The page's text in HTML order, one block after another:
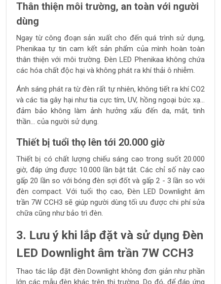
Thân thiện môi trường, an toàn với người
dùng
Ngay từ công đoạn sản xuất cho đến quá trình sử dụng,
Phenikaa tự tin cam kết sản phẩm của mình hoàn toàn
thân thiện với môi trường. Đèn LED Phenikaa không chứa
các hóa chất độc hại và không phát ra khí thải ô nhiễm.
Ánh sáng phát ra từ đèn rất tự nhiên, không tiết ra khí CO2
và các tia gây hại như tia cực tím, UV, hồng ngoại bức xạ…
đảm bảo không làm ảnh hưởng xấu đến da, mắt, tinh
thần… của người sử dụng.
Thiết bị tuổi thọ lên tới 20.000 giờ
Thiết bị có chất lượng chiếu sáng cao trong suốt 20.000
giờ, đáp ứng được 10.000 lần bật tắt. Các chỉ số này cao
gấp 20 lần so với bóng đèn sợi đốt và gấp 2 - 3 lần so với
đèn compact. Với tuổi thọ cao, Đèn LED Downlight âm
trần 7W CCH3 sẽ giúp người dùng tối ưu được chi phí sửa
chữa cũng như bảo trì đèn.
3. Lưu ý khi lắp đặt và sử dụng Đèn
LED Downlight âm trần 7W CCH3
Thao tác lắp đặt đèn Downlight không đơn giản như phần
lớn các mẫu đèn khác trên thị trường. Do đó, để đáp ứng